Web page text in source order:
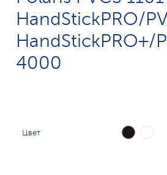
HandStickPRO/
HandStickPRO+/
4000
Цвет